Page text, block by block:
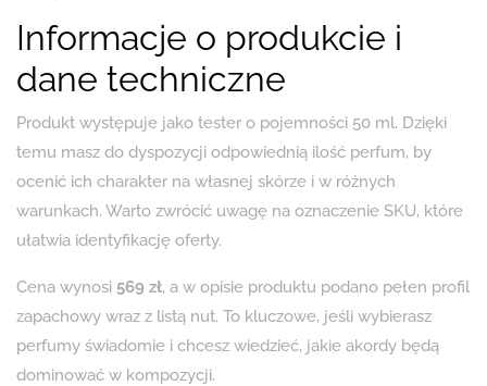
Informacje o produkcie i
dane techniczne
Produkt występuje jako tester o pojemności 50 ml. Dzięki
temu masz do dyspozycji odpowiednią ilość perfum, by
ocenić ich charakter na własnej skórze i w różnych
warunkach. Warto zwrócić uwagę na oznaczenie SKU, które
ułatwia identyfikację oferty.
Cena wynosi 569 zł, a w opisie produktu podano pełen profil
zapachowy wraz z listą nut. To kluczowe, jeśli wybierasz
perfumy świadomie i chcesz wiedzieć, jakie akordy będą
dominować w kompozycji.